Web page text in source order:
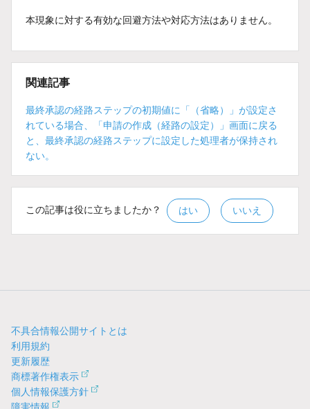
本現象に対する有効な回避方法や対応方法はありません。
関連記事
最終承認の経路ステップの初期値に「（省略）」が設定さ
れている場合、「申請の作成（経路の設定）」画面に戻る
と、最終承認の経路ステップに設定した処理者が保持され
ない。
この記事は役に立ちましたか？ はい いいえ
不具合情報公開サイトとは
利用規約
更新履歴
商標著作権表示
個人情報保護方針